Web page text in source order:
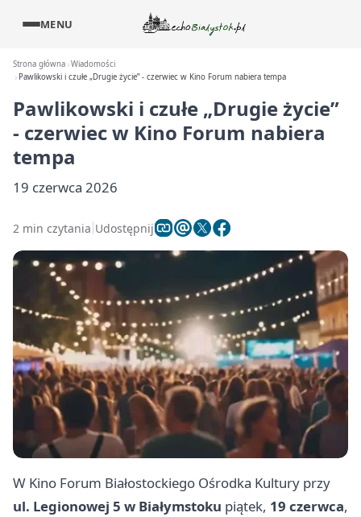
MENU
Strona główna Wiadomości
Pawlikowski i czułe „Drugie życie” - czerwiec w Kino Forum nabiera tempa
Pawlikowski i czułe „Drugie życie”
- czerwiec w Kino Forum nabiera
tempa
19 czerwca 2026
2 min czytania Udostępnij
W Kino Forum Białostockiego Ośrodka Kultury przy
ul. Legionowej 5 w Białymstoku piątek, 19 czerwca,